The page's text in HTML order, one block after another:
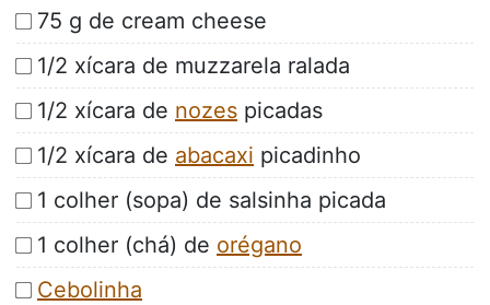
75 g de cream cheese
1/2 xícara de muzzarela ralada
1/2 xícara de nozes picadas
1/2 xícara de abacaxi picadinho
1 colher (sopa) de salsinha picada
1 colher (chá) de orégano
Cebolinha